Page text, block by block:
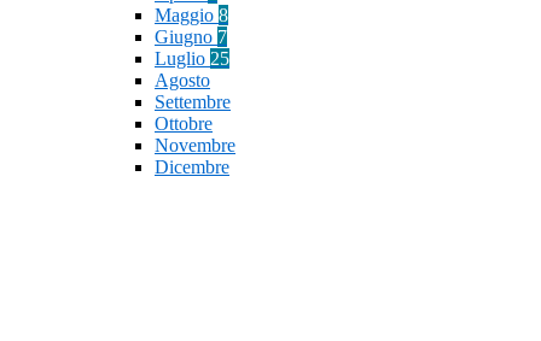
Maggio 8
Giugno 7
Luglio 25
Agosto
Settembre
Ottobre
Novembre
Dicembre